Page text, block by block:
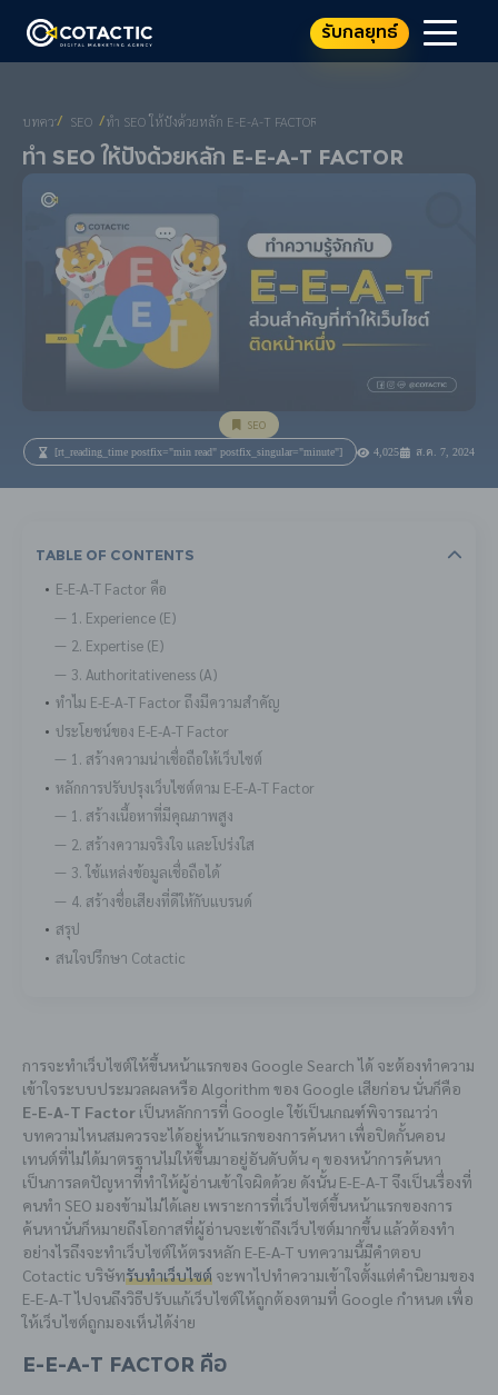
รับกลยุทธ์
บทความ/ SEO / ทำ SEO ให้ปังด้วยหลัก E-E-A-T FACTOR
ทำ SEO ให้ปังด้วยหลัก E-E-A-T Factor
SEO
[rt_reading_time postfix="min read" postfix_singular="minute"] 4,025 ส.ค. 7, 2024
Table Of Contents
E-E-A-T Factor คือ
1. Experience (E)
2. Expertise (E)
3. Authoritativeness (A)
ทำไม E-E-A-T Factor ถึงมีความสำคัญ
ประโยชน์ของ E-E-A-T Factor
1. สร้างความน่าเชื่อถือให้เว็บไซต์
หลักการปรับปรุงเว็บไซต์ตาม E-E-A-T Factor
1. สร้างเนื้อหาที่มีคุณภาพสูง
2. สร้างความจริงใจ และโปร่งใส
3. ใช้แหล่งข้อมูลเชื่อถือได้
4. สร้างชื่อเสียงที่ดีให้กับแบรนด์
สรุป
สนใจปรึกษา Cotactic
การจะทำเว็บไซต์ให้ขึ้นหน้าแรกของ Google Search ได้ จะต้องทำความ
เข้าใจระบบประมวลผลหรือ Algorithm ของ Google เสียก่อน นั่นก็คือ
E-E-A-T Factor เป็นหลักการที่ Google ใช้เป็นเกณฑ์พิจารณาว่า
บทความไหนสมควรจะได้อยู่หน้าแรกของการค้นหา เพื่อปิดกั้นคอน
เทนต์ที่ไม่ได้มาตรฐานไม่ให้ขึ้นมาอยู่อันดับต้น ๆ ของหน้าการค้นหา
เป็นการลดปัญหาที่ทำให้ผู้อ่านเข้าใจผิดด้วย ดังนั้น E-E-A-T จึงเป็นเรื่องที่
คนทำ SEO มองข้ามไม่ได้เลย เพราะการที่เว็บไซต์ขึ้นหน้าแรกของการ
ค้นหานั่นก็หมายถึงโอกาสที่ผู้อ่านจะเข้าถึงเว็บไซต์มากขึ้น แล้วต้องทำ
อย่างไรถึงจะทำเว็บไซต์ให้ตรงหลัก E-E-A-T บทความนี้มีคำตอบ
Cotactic บริษัทรับทำเว็บไซต์ จะพาไปทำความเข้าใจตั้งแต่คำนิยามของ
E-E-A-T ไปจนถึงวิธีปรับแก้เว็บไซต์ให้ถูกต้องตามที่ Google กำหนด เพื่อ
ให้เว็บไซต์ถูกมองเห็นได้ง่าย
E-E-A-T Factor คือ